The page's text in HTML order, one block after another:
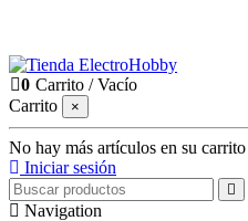
0 Carrito /Vacío
Carrito
×
No hay más artículos en su carrito
Iniciar sesión
Navigation